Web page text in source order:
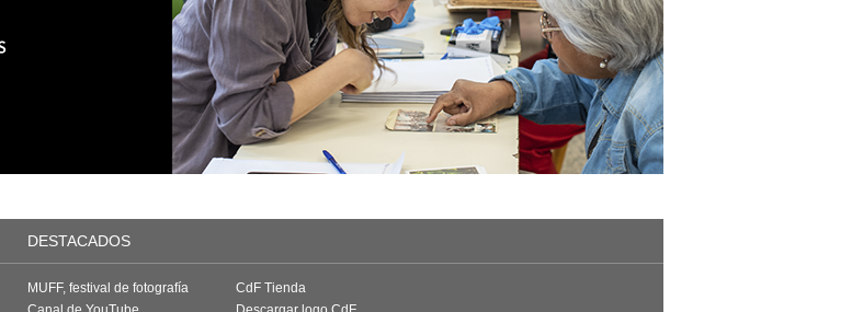
DESTACADOS
MUFF, festival de fotografía
CdF Tienda